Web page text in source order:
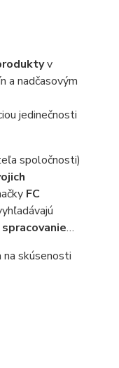
v
a nadčasovým
jedinečnosti
spoločnosti)
FC
…
na skúsenosti